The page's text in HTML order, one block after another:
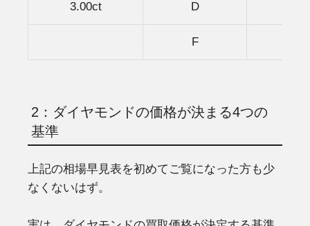
3.00ct D
F
2：ダイヤモンドの価格が決まる4つの
基準
上記の相場早見表を初めてご覧になった方も少
なくないはず。